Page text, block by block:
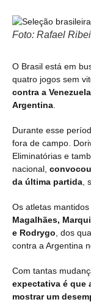
Foto: Rafael
O Brasil está em
quatro jogos sem
contra a Venezuela
Argentina
Durante esse
fora de campo.
Eliminatórias e
nacional,
da última partida
Os atletas mantidos
Magalhães,
e Rodrygo , dos
contra a Argentina
Com tantas
expectativa é que
mostrar um